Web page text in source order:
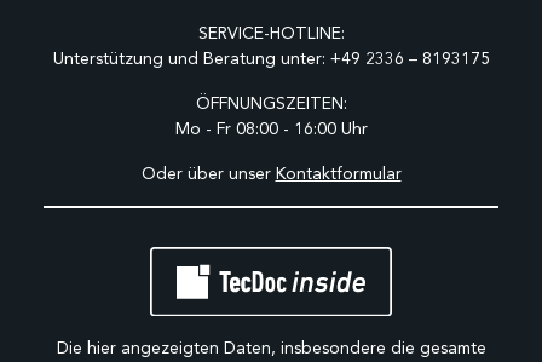
SERVICE-HOTLINE:
Unterstützung und Beratung unter: +49 2336 – 8193175
ÖFFNUNGSZEITEN:
Mo - Fr 08:00 - 16:00 Uhr
Oder über unser Kontaktformular
Die hier angezeigten Daten, insbesondere die gesamte